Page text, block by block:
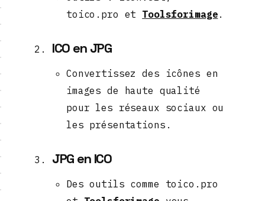
toico.pro et Toolsforimage .
ICO en JPG
Convertissez des icônes en
images de haute qualité
pour les réseaux sociaux ou
les présentations.
JPG en ICO
Des outils comme toico.pro